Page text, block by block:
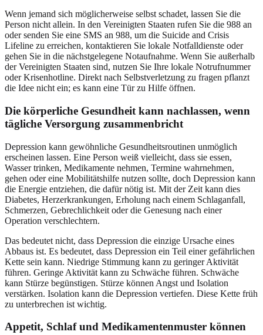
Wenn jemand sich möglicherweise selbst schadet, lassen Sie die
Person nicht allein. In den Vereinigten Staaten rufen Sie die 988 an
oder senden Sie eine SMS an 988, um die Suicide and Crisis
Lifeline zu erreichen, kontaktieren Sie lokale Notfalldienste oder
gehen Sie in die nächstgelegene Notaufnahme. Wenn Sie außerhalb
der Vereinigten Staaten sind, nutzen Sie Ihre lokale Notrufnummer
oder Krisenhotline. Direkt nach Selbstverletzung zu fragen pflanzt
die Idee nicht ein; es kann eine Tür zu Hilfe öffnen.
Die körperliche Gesundheit kann nachlassen, wenn
tägliche Versorgung zusammenbricht
Depression kann gewöhnliche Gesundheitsroutinen unmöglich
erscheinen lassen. Eine Person weiß vielleicht, dass sie essen,
Wasser trinken, Medikamente nehmen, Termine wahrnehmen,
gehen oder eine Mobilitätshilfe nutzen sollte, doch Depression kann
die Energie entziehen, die dafür nötig ist. Mit der Zeit kann dies
Diabetes, Herzerkrankungen, Erholung nach einem Schlaganfall,
Schmerzen, Gebrechlichkeit oder die Genesung nach einer
Operation verschlechtern.
Das bedeutet nicht, dass Depression die einzige Ursache eines
Abbaus ist. Es bedeutet, dass Depression ein Teil einer gefährlichen
Kette sein kann. Niedrige Stimmung kann zu geringer Aktivität
führen. Geringe Aktivität kann zu Schwäche führen. Schwäche
kann Stürze begünstigen. Stürze können Angst und Isolation
verstärken. Isolation kann die Depression vertiefen. Diese Kette früh
zu unterbrechen ist wichtig.
Appetit, Schlaf und Medikamentenmuster können